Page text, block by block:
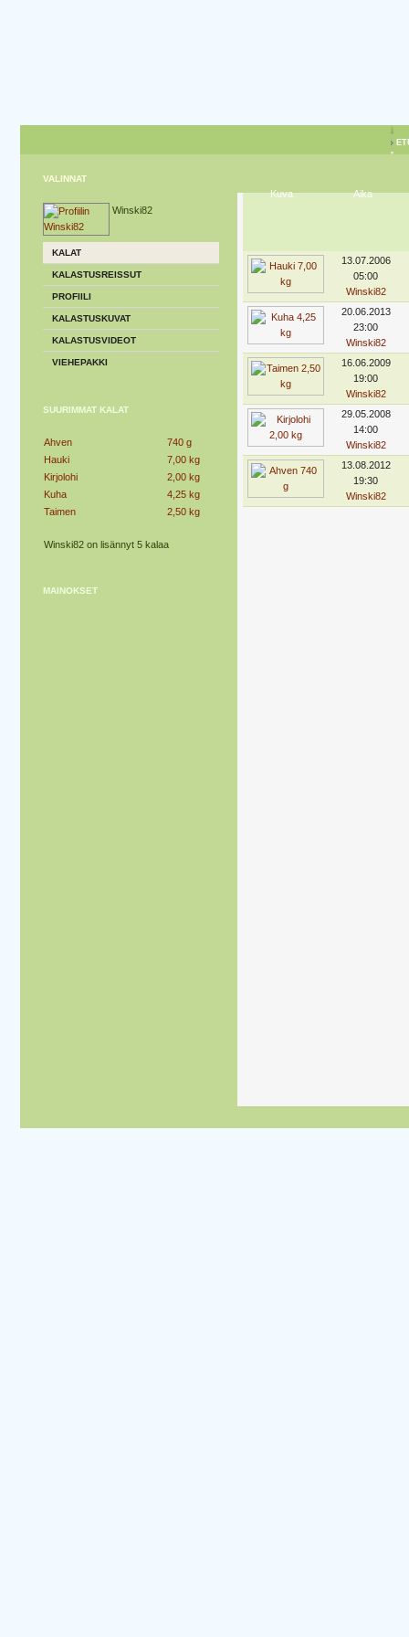
VALINNAT
Winski82
KALAT
KALASTUSREISSUT
PROFIILI
KALASTUSKUVAT
KALASTUSVIDEOT
VIEHEPAKKI
SUURIMMAT KALAT
Ahven
740 g
Hauki
7,00 kg
Kirjolohi
2,00 kg
Kuha
4,25 kg
Taimen
2,50 kg
Winski82 on lisännyt 5 kalaa
MAINOKSET
Kuva Aika
13.07.2006
05:00
Winski82
20.06.2013
23:00
Winski82
16.06.2009
19:00
Winski82
29.05.2008
14:00
Winski82
13.08.2012
19:30
Winski82